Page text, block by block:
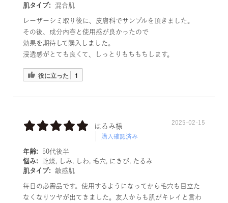
肌タイプ:
混合肌
レーザーシミ取り後に、皮膚科でサンプルを頂きました。
その後、成分内容と使用感が良かったので
効果を期待して購入しました。
浸透感がとても良くて、しっとりもちもちします。
役に立った 1
はるみ様
購入確認済み
2025-02-15
年齢:
50代後半
悩み:
乾燥, しみ, しわ, 毛穴, にきび, たるみ
肌タイプ:
敏感肌
毎日の必需品です。使用するようになってから毛穴も目立た
なくなりツヤが出てきました。友人からも肌がキレイと言わ